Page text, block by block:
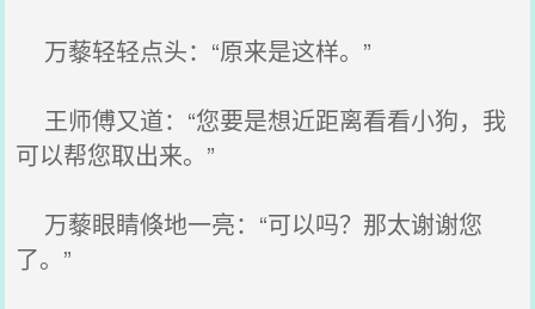
万藜轻轻点头：“原来是这样。”
王师傅又道：“您要是想近距离看看小狗，我
可以帮您取出来。”
万藜眼睛倏地一亮：“可以吗？那太谢谢您
了。”